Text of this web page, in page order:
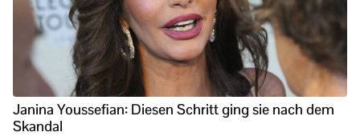
Janina Youssefian: Diesen Schritt ging sie nach dem
Skandal